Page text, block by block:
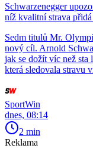
Schwarzenegger
níž kvalitní strava
Sedm titulů Mr.
nový cíl. Arnold
jak se dožít víc než sta
která sledovala stravu
SportWin
dnes, 08:14
2 min
Reklama